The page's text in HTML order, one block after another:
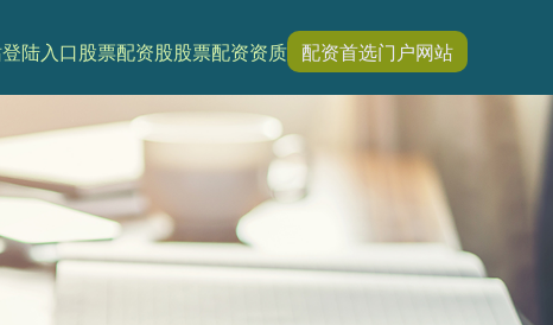
陆入口股票配资股股票配资资质 配资首选门户网站